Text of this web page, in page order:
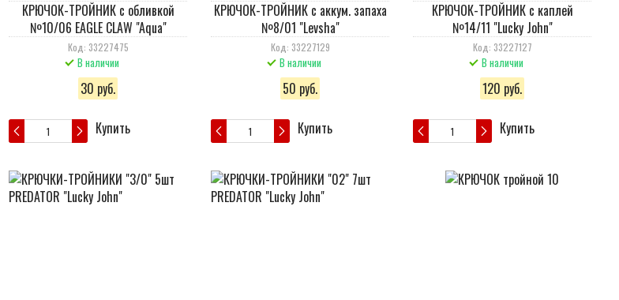
КРЮЧОК-ТРОЙНИК с обливкой
№10/06 EAGLE CLAW "Aqua"
Код: 33227475
В наличии
30 руб.
Купить
КРЮЧОК-ТРОЙНИК с аккум. запаха
№8/01 "Levsha"
Код: 33227129
В наличии
50 руб.
Купить
КРЮЧОК-ТРОЙНИК с каплей
№14/11 "Lucky John"
Код: 33227127
В наличии
120 руб.
Купить